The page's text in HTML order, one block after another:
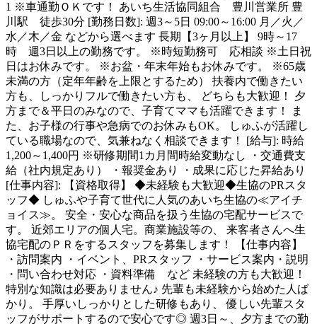
1 ※車通勤ＯＫです！ あいち生活協同組合 豊川営業所 豊
川駅 徒歩30分 [勤務日数]: 週3～5日 09:00～16:00 月／火／
水／木／金 などから選べます 長期【3ヶ月以上】 9時～17
時 週3日以上の勤務です。 ※時短勤務可 応相談 ※土日祝
日はお休みです。 ※お盆・年末年始もお休みです。 ※65歳
未満の方（定年年齢を上限とするため） 扶養内で働きたい
方も、しっかりフルで働きたい方も、 どちらも大歓迎！ 夕
方まで＆平日のみなので、子育てママも活躍できます！ ま
た、お子様の行事や急病でのお休みもOK。 しゅふが活躍し
ている職場なので、気兼ねなく相談できます！ [給与]: 時給
1,200～1,400円 ※研修期間1カ月間時給変動なし ・交通費支
給（社内規定あり） ・報奨金あり ・成果に応じた昇給あり
[仕事内容]: 【資格取得】 ◆未経験も大歓迎◆生協のPRスタ
ッフ◆ しゅふや子育て世代に人気のあいち生協の≪アイチ
ョイス≫。 安全・安心な商品を扱う生協の宅配サービスで
す。 近郊エリアの個人宅。商業施設等の、 来客者さんへ生
協宅配のＰＲをするスタッフを募集します！ 【仕事内容】
・訪問案内 ・イベント、PRスタッフ ・サービス案内・説明
・問い合わせ対応 ・資料準備 など 未経験の方も大歓迎！
特別な知識は必要ありません♪ 先輩も未経験から始めた人ば
かり。 手厚いしっかりとした研修もあり、 優しい先輩スタ
ッフがサポートするので安心です◎ 週3日～、夕方までの勤